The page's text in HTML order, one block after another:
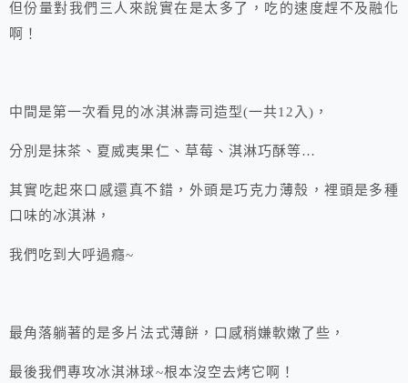
但份量對我們三人來說實在是太多了，吃的速度趕不及融化
啊！
中間是第一次看見的冰淇淋壽司造型(一共12入)，
分別是抹茶、夏威夷果仁、草莓、淇淋巧酥等…
其實吃起來口感還真不錯，外頭是巧克力薄殼，裡頭是多種
口味的冰淇淋，
我們吃到大呼過癮~
最角落躺著的是多片法式薄餅，口感稍嫌軟嫩了些，
最後我們專攻冰淇淋球~根本沒空去烤它啊！